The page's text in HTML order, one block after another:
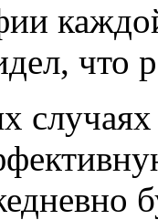
что